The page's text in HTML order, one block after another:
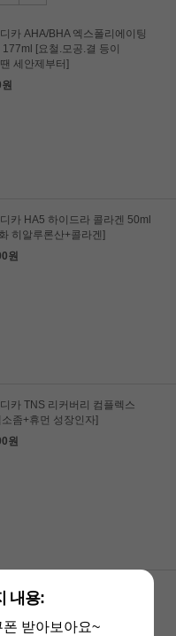
카 AHA/BHA 엑스폴리에이팅
177ml [요철.모공.결 등이
세안제부터]
카 HA5 하이드라 콜라겐 50ml
히알루론산+콜라겐]
원
카 TNS 리커버리 컴플렉스
좀+휴먼 성장인자]
원
카 TNS 세라마이드
트 크림 57g [TNS+하이앤드
림]
내용:
받아보아요~